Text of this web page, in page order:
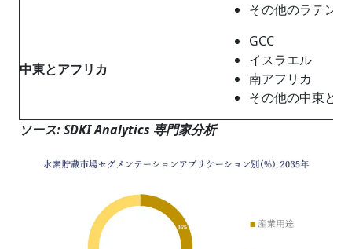
その他のラテン
中東とアフリカ
GCC
イスラエル
南アフリカ
その他の中東と
ソース: SDKI Analytics 専門家分析